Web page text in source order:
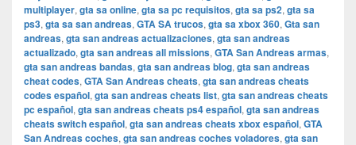
multiplayer, gta sa online, gta sa pc requisitos, gta sa ps2, gta sa
ps3, gta sa san andreas, GTA SA trucos, gta sa xbox 360, Gta san
andreas, gta san andreas actualizaciones, gta san andreas
actualizado, gta san andreas all missions, GTA San Andreas armas,
gta san andreas bandas, gta san andreas blog, gta san andreas
cheat codes, GTA San Andreas cheats, gta san andreas cheats
codes español, gta san andreas cheats list, gta san andreas cheats
pc español, gta san andreas cheats ps4 español, gta san andreas
cheats switch español, gta san andreas cheats xbox español, GTA
San Andreas coches, gta san andreas coches voladores, gta san